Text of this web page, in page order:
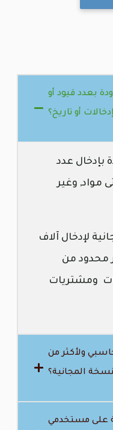
بعدد قيود أو
أو تاريخ؟
بإدخال عدد
مواد, وغير
لإدخال آلاف
محدود من
ومشتريات
ولأكثر من
المجانية؟
على مستخدمي